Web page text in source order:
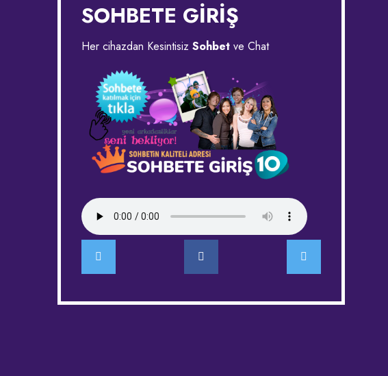
SOHBETE GİRİŞ
Her cihazdan Kesintisiz Sohbet ve Chat